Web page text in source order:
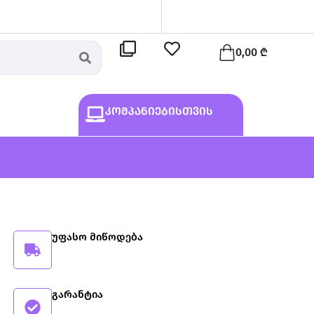
0,00₾
Cart
კომპანიებისთვის
უფასო მიწოდება
გარანტია